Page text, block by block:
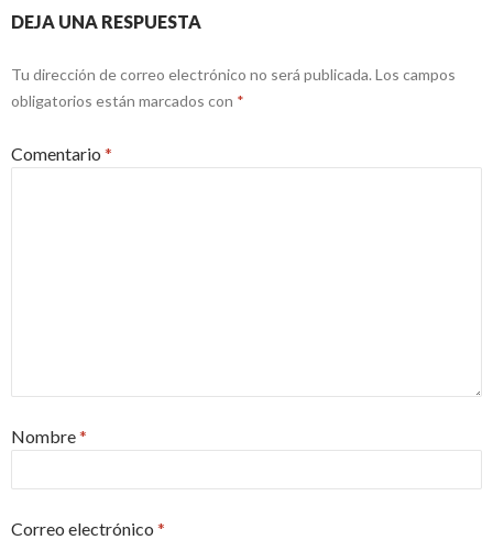
DEJA UNA RESPUESTA
Tu dirección de correo electrónico no será publicada. Los campos
obligatorios están marcados con *
Comentario *
Nombre*
Correo electrónico *